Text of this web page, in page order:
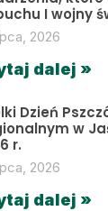
I wojny
2026
dalej »
Dzień
w
r.
2026
dalej »